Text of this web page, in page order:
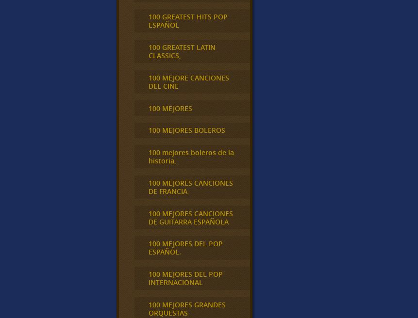
100 GREATEST HITS POP
ESPAÑOL
100 GREATEST LATIN
CLASSICS,
100 MEJORE CANCIONES
DEL CINE
100 MEJORES
100 MEJORES BOLEROS
100 mejores boleros de la
historia,
100 MEJORES CANCIONES
DE FRANCIA
100 MEJORES CANCIONES
DE GUITARRA ESPAÑOLA
100 MEJORES DEL POP
ESPAÑOL.
100 MEJORES DEL POP
INTERNACIONAL
100 MEJORES GRANDES
ORQUESTAS